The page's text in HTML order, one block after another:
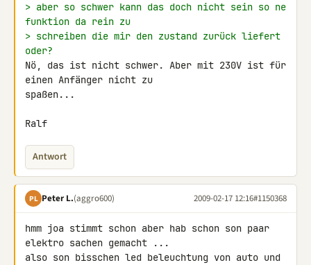
> aber so schwer kann das doch nicht sein so ne
funktion da rein zu
> schreiben die mir den zustand zurück liefert
oder?
Nö, das ist nicht schwer. Aber mit 230V ist für
einen Anfänger nicht zu
spaßen...
Ralf
Antwort
PL Peter L.(aggro600) 2009-02-17 12:16#1150368
hmm joa stimmt schon aber hab schon son paar
elektro sachen gemacht ...
also son bisschen led beleuchtung von auto und